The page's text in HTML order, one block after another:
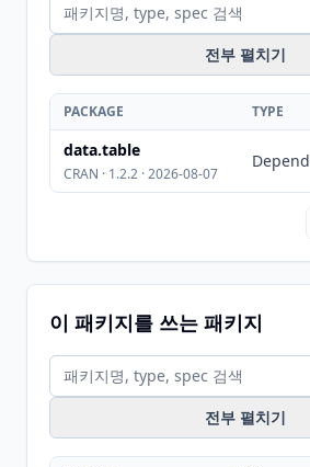
전부 펼치기
PACKAGE TYPE
data.table
CRAN · 1.2.2 · 2026-08-07
이 패키지를 쓰는 패키지
전부 펼치기